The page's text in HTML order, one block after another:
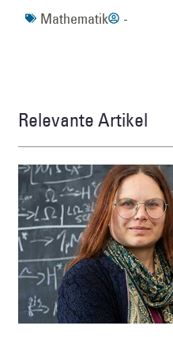
Mathematik -
Relevante Artikel